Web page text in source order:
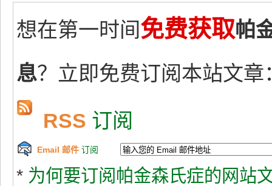
想在第一时间免费获取帕
息？立即免费订阅本站文章
RSS 订阅
Email 邮件 订阅
* 为何要订阅帕金森氏症的网站